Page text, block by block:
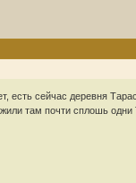
есть сейчас деревня
там почти сплошь